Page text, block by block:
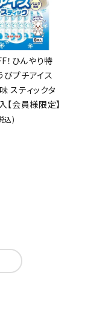
！ひんやり特
びプチアイス
スティックタ
【会員様限定】
込)